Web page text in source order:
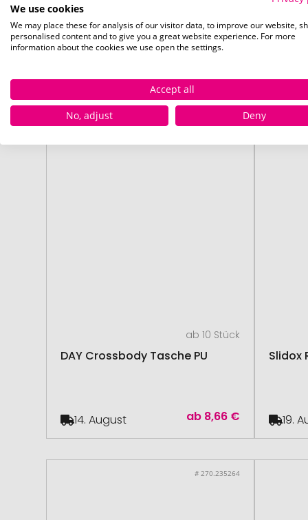
19. August
ab 10 Stück
DAY Crossbody Tasche PU
ab 8,66 €
14. August
Slidox
19.
# 270.235264
We use cookies
We may place these for analysis of our visitor data, to improve our website,
personalised content and to give you a great website experience. For more
information about the cookies we use open the settings.
Accept all
No, adjust
Deny